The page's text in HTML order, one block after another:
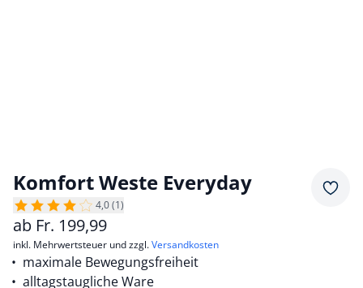
Komfort Weste Everyday
4,0 (1)
ab Fr. 199,99
inkl. Mehrwertsteuer und zzgl.Versandkosten
maximale Bewegungsfreiheit
alltagstaugliche Ware